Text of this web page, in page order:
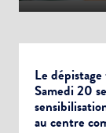
Le
Samedi 20
au centre